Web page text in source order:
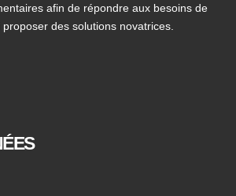
afin de répondre aux besoins de
des solutions novatrices.